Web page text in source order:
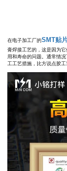
在电子加工厂的SMT贴
膏焊接工艺的，这是因为
用和寿命的问题。通常情
工工艺措施，比方说点胶工